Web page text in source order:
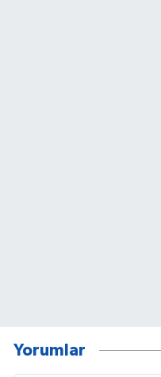
Yorumlar